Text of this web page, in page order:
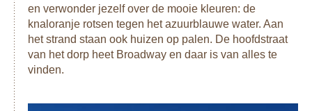
en verwonder jezelf over de mooie kleuren: de
knaloranje rotsen tegen het azuurblauwe water. Aan
het strand staan ook huizen op palen. De hoofdstraat
van het dorp heet Broadway en daar is van alles te
vinden.